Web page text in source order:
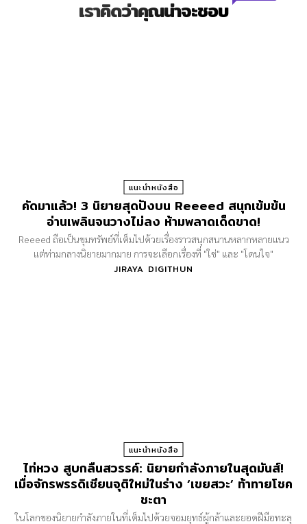
เราคิดว่าคุณน่าจะชอบ
แนะนำหนังสือ
คัดมาแล้ว! 3 นิยายสุดปังบน Reeeed สนุกเข้มข้น
อ่านเพลินจนวางไม่ลง ห้ามพลาดเด็ดขาด!
Reeeed ถือเป็นขุมทรัพย์ที่เต็มไปด้วยเรื่องราวสนุกสนานหลากหลายแนว
แต่ท่ามกลางนิยายมากมาย การจะเลือกเรื่องที่ "ใช่" และ "โดนใจ"
JIRAYA DIGITHUN
แนะนำหนังสือ
ไท่หวง สูบกลืนสวรรค์: นิยายกำลังภายในสุดมันส์!
เมื่อจักรพรรดิเซียนจุติใหม่ในร่าง ‘เขยสวะ’ ท้าทายโชค
ชะตา
ในโลกของนิยายกำลังภายในที่เต็มไปด้วยจอมยุทธ์ผู้กล้าและยอดฝีมือทะลุ